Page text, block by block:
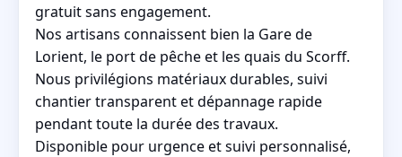
gratuit sans engagement.
Nos artisans connaissent bien la Gare de
Lorient, le port de pêche et les quais du Scorff.
Nous privilégions matériaux durables, suivi
chantier transparent et dépannage rapide
pendant toute la durée des travaux.
Disponible pour urgence et suivi personnalisé,